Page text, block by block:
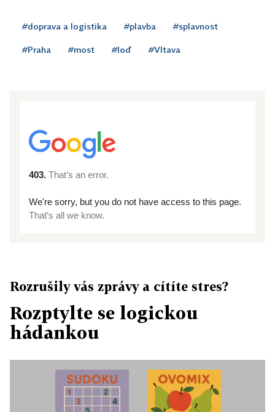
#doprava a logistika #plavba #splavnost
#Praha #most #loď #Vltava
Rozrušily vás zprávy a cítíte stres?
Rozptylte se logickou
hádankou